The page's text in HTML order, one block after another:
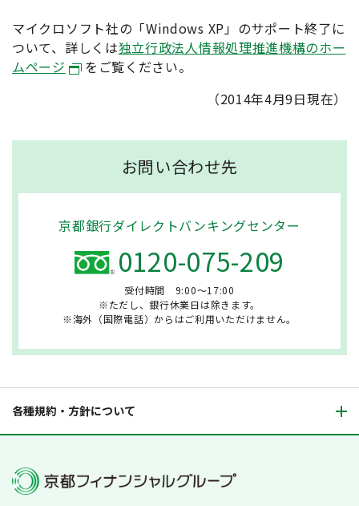
マイクロソフト社の「Windows XP」のサポート終了に
ついて、詳しくは独立行政法人情報処理推進機構のホー
ムページ
をご覧ください。
（2014年4月9日現在）
お問い合わせ先
京都銀行ダイレクトバンキングセンター
0120-075-209
受付時間 9:00～17:00
※ただし、銀行休業日は除きます。
※海外（国際電話）からはご利用いただけません。
各種規約・方針について